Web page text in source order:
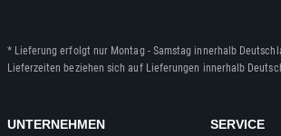
* Lieferung erfolgt nur Montag - Samstag innerhalb
Lieferzeiten beziehen sich auf Lieferungen innerhalb
UNTERNEHMEN SERVICE